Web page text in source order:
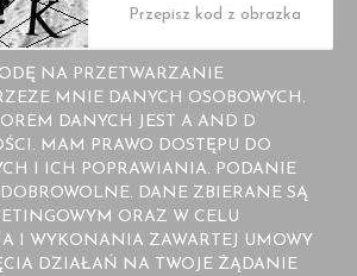
NA PRZETWARZANIE
MNIE DANYCH OSOBOWYCH.
DANYCH JEST A AND D
MAM PRAWO DOSTĘPU DO
I ICH POPRAWIANIA. PODANIE
DANE ZBIERANE SĄ
ORAZ W CELU
I WYKONANIA ZAWARTEJ UMOWY
DZIAŁAŃ NA TWOJE ŻĄDANIE